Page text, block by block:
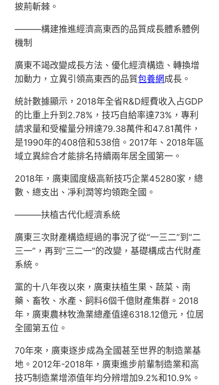
披荊斬棘。
———構建推進經濟高東西的品質成長體系體例
機制
廣東不竭改變成長方法、優化經濟構造、轉換增
加動力，立異引領高東西的品質包養網成長。
統計數據顯示，2018年全省R&D經費收入占GDP
的比重上升到2.78%，技巧自給率達73%，專利
請求量和受權量分辨達79.38萬件和47.81萬件，
是1990年的408倍和538倍。2017年、2018年區
域立異綜合才能排名持續兩年居全國第一。
2018年，廣東國度級高新技巧企業45280家，總
數、總支出、凈利潤等均領跑全國。
———扶植古代化經濟系統
廣東三次財產構造經過的事況了從“一三二”到“二
三一”，再到“三二一”的改變，基礎構成古代財產
系統。
黨的十八年夜以來，廣東扶植生果、蔬菜、南
藥、畜牧、水產、飼料6個千億財產集群。2018
年，廣東農林牧漁業總產值達6318.12億元，位居
全國第五位。
70年來，廣東逐步成為全國甚至世界的制造業基
地。2012年-2018年，廣東進步前輩制造業和高
技巧制造業增添值年均分辨增加9.2%和10.9%。